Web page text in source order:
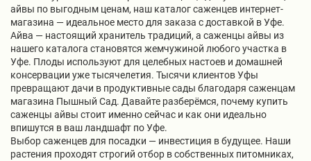
айвы по выгодным ценам, наш каталог саженцев интернет-
магазина — идеальное место для заказа с доставкой в Уфе.
Айва — настоящий хранитель традиций, а саженцы айвы из
нашего каталога становятся жемчужиной любого участка в
Уфе. Плоды используют для целебных настоев и домашней
консервации уже тысячелетия. Тысячи клиентов Уфы
превращают дачи в продуктивные сады благодаря саженцам
магазина Пышный Сад. Давайте разберёмся, почему купить
саженцы айвы стоит именно сейчас и как они идеально
впишутся в ваш ландшафт по Уфе.
Выбор саженцев для посадки — инвестиция в будущее. Наши
растения проходят строгий отбор в собственных питомниках,